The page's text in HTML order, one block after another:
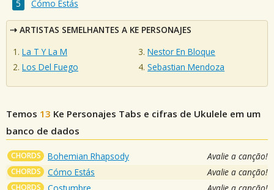
Cómo Estás
ARTISTAS SEMELHANTES A KE PERSONAJES
La T Y La M
Los Del Fuego
Nestor En Bloque
Sebastian Mendoza
Temos 13 Ke Personajes Tabs e cifras de Ukulele em um
banco de dados
CHORDS Bohemian Rhapsody Avalie a canção!
CHORDS Cómo Estás Avalie a canção!
CHORDS